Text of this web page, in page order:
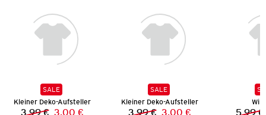
SALE
Kleiner Deko-Aufsteller
3,99 € 3,00 €
SALE
Kleiner Deko-Aufsteller
3,99 € 3,00 € 5,99 €